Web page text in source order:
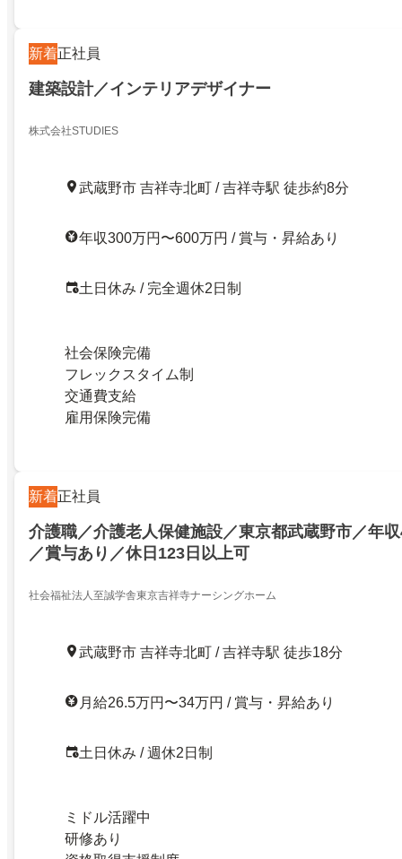
新着正社員
建築設計／インテリアデザイナー
株式会社STUDIES
武蔵野市 吉祥寺北町 / 吉祥寺駅 徒歩約8分
年収300万円〜600万円 / 賞与・昇給あり
土日休み / 完全週休2日制
社会保険完備
フレックスタイム制
交通費支給
雇用保険完備
新着正社員
介護職／介護老人保健施設／東京都武蔵野市／年
／賞与あり／休日123日以上可
社会福祉法人至誠学舎東京吉祥寺ナーシングホーム
武蔵野市 吉祥寺北町 / 吉祥寺駅 徒歩18分
月給26.5万円〜34万円 / 賞与・昇給あり
土日休み / 週休2日制
ミドル活躍中
研修あり